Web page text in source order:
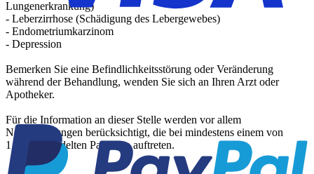
Lungenerkrankung)
- Leberzirrhose (Schädigung des Lebergewebes)
- Endometriumkarzinom
- Depression
Bemerken Sie eine Befindlichkeitsstörung oder Veränderung
während der Behandlung, wenden Sie sich an Ihren Arzt oder
Apotheker.
Für die Information an dieser Stelle werden vor allem
Nebenwirkungen berücksichtigt, die bei mindestens einem von
1.000 behandelten Patienten auftreten.